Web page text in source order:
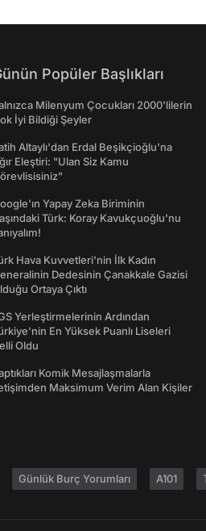
Popüler Başlıkları
Milenyum Çocukları 2000'lilerin
İyi Bildiği Şeyler
Altaylı'dan Erdal Beşikçioğlu'na
Eleştiri: "Ulan Siz Kamu
Yapay Zeka Biriminin
Türk: Koray Kavukçuoğlu'nu
Hava Kuvvetleri'nin İlk Kadın
Dedesinin Çanakkale Gazisi
Ortaya Çıktı
Yerleştirmelerinin Ardından
En Yüksek Puanlı Liseleri
Oldu
Komik Mesajlaşmalarla
Maksimum Verim Alan Kişiler
Günlük Burç Yorumları A101